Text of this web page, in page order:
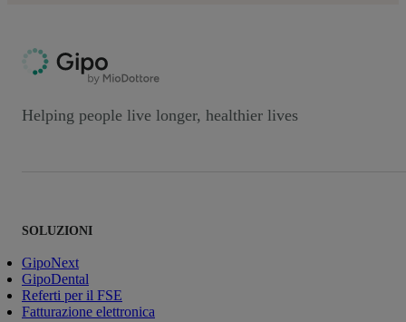
Helping people live longer, healthier lives
SOLUZIONI
GipoNext
GipoDental
Referti per il FSE
Fatturazione elettronica